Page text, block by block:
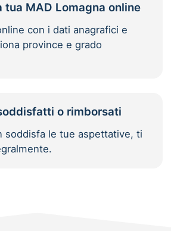
tua MAD Lomagna online
con i dati anagrafici e
province e grado
o rimborsati
soddisfa le tue aspettative, ti